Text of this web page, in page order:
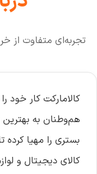
تجربه‌ای متفاوت از
کالامارکت کار خود
هم‌وطنان به بهترین
بستری را مهیا کرده
کالای دیجیتال و